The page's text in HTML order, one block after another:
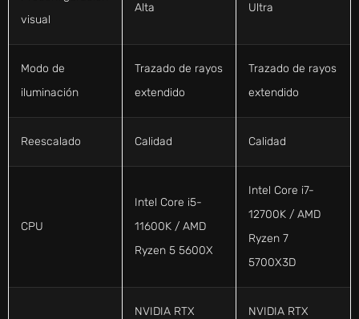
visual
Alta Ultra
Modo de
iluminación
Trazado de rayos
extendido
Trazado de rayos
extendido
Reescalado Calidad Calidad
CPU
Intel Core i5-
11600K / AMD
Ryzen 5 5600X
Intel Core i7-
12700K / AMD
Ryzen 7
5700X3D
NVIDIA RTX
NVIDIA RTX